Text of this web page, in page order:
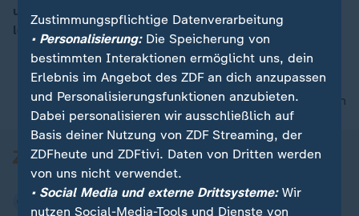
unterbrochen wird. Er eilt zu Hilfe und rettet sie in
letzter Sekunde.
nach oben
Zustimmungspflichtige Datenverarbeitung
• Personalisierung:Die Speicherung von
bestimmten Interaktionen ermöglicht uns, dein
Erlebnis im Angebot des ZDF an dich anzupassen
und Personalisierungsfunktionen anzubieten.
Dabei personalisieren wir ausschließlich auf
Basis deiner Nutzung von ZDF Streaming, der
ZDFheute und ZDFtivi. Daten von Dritten werden
von uns nicht verwendet.
• Social Media und externe Drittsysteme:Wir
nutzen Social-Media-Tools und Dienste von